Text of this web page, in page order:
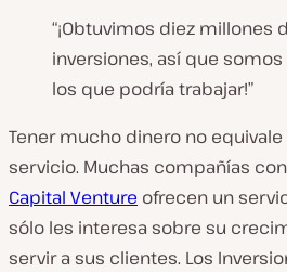
“¡Obtuvimos diez millones
inversiones, así que
los que podría trabajar!”
Tener mucho dinero no
servicio. Muchas compañías con
Capital Venture ofrecen un
sólo les interesa sobre su
servir a sus clientes. Los